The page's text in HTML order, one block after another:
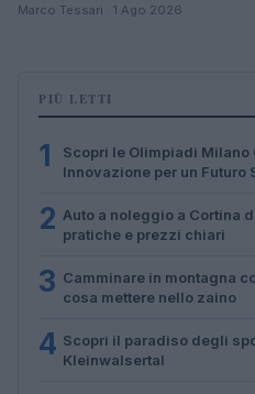
Marco Tessari · 1 Ago 2026
PIÙ LETTI
1
Scopri le Olimpiadi Milano
Innovazione per un Futuro
2 Auto a noleggio a Cortina
pratiche e prezzi chiari
3 Camminare in montagna
cosa mettere nello zaino
4 Scopri il paradiso degli
Kleinwalsertal